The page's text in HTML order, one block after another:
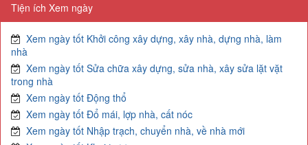
Tiện ích Xem ngày
Xem ngày tốt Khởi công xây dựng, xây nhà, dựng nhà, làm
nhà
Xem ngày tốt Sửa chữa xây dựng, sửa nhà, xây sửa lặt vặt
trong nhà
Xem ngày tốt Động thổ
Xem ngày tốt Đổ mái, lợp nhà, cất nóc
Xem ngày tốt Nhập trạch, chuyển nhà, về nhà mới